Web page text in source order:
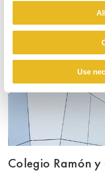
Use
Renovation
Lue lisää
Colegio Ramón